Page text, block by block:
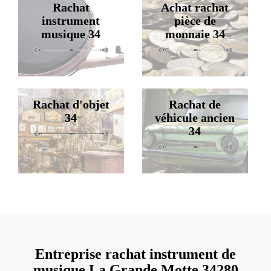
Rachat
instrument
musique 34
Achat rachat
pièce de
monnaie 34
Rachat d'objet
34
Rachat de
véhicule ancien
34
Entreprise rachat instrument de